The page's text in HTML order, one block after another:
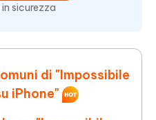
sicurezza
di "Impossibile
iPhone"